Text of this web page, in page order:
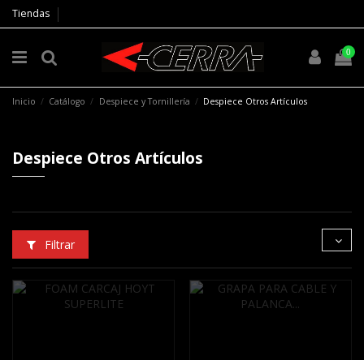
Tiendas
0
Inicio Catálogo Despiece y Tornillería Despiece Otros Artículos
Despiece Otros Artículos
Filtrar